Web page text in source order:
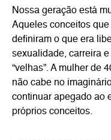
Nossa geração está
Aqueles conceitos
definiram o que era
sexualidade, carreira
“velhas”. A mulher de
não cabe no
continuar apegado ao
próprios conceitos.